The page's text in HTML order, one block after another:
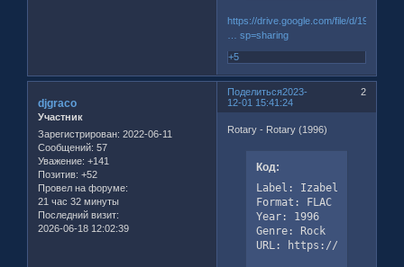
https://drive.google.com/file/d/19R4ldz
… sp=sharing
+5
Поделиться 2
2023-
12-01 15:41:24
djgraco
Участник
Зарегистрирован: 2022-06-11
Сообщений: 57
Уважение: +141
Позитив: +52
Провел на форуме:
21 час 32 минуты
Последний визит:
2026-06-18 12:02:39
Rotary - Rotary (1996)
Код:
Label: Izabelin Studio –
Format: FLAC
Year: 1996
Genre: Rock
URL: https://